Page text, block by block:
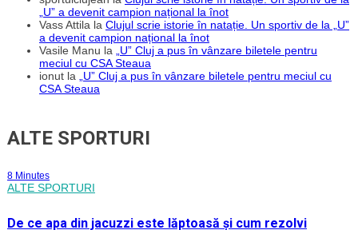
„U” a devenit campion național la înot
Vass Attila la Clujul scrie istorie în natație. Un sportiv de la „U”
a devenit campion național la înot
Vasile Manu la
„U” Cluj a pus în vânzare biletele pentru
meciul cu CSA Steaua
ionut la
„U” Cluj a pus în vânzare biletele pentru meciul cu
CSA Steaua
ALTE SPORTURI
8 Minutes
ALTE SPORTURI
De ce apa din jacuzzi este lăptoasă și cum rezolvi